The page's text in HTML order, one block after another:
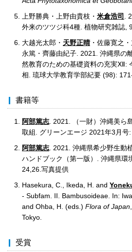
上野勝典・上野由貴枝・ 米倉浩司
.
外来のツツジ科4種. 植物研究雑誌,
大越光太郎・ 天野正晴・佐藤寛之
永篤・齊藤由紀子. 2021. 沖縄県の
然教育のための基礎資料の充実Ⅻ:
相. 琉球大学教育学部紀要 (98):
書籍等
阿部篤志 . 2021. （一財）沖縄美ら
取組. グリーンエージ 2021年3月号:
阿部篤志 . 2021. 沖縄県希少野生動
ハンドブック（第一版）. 沖縄県環
24,26.写真提供
Hasekura, C., Ikeda, H. and
- Subfam. II. Bambusoideae. In:
and Ohba, H. (eds.) Flora of Japan
Tokyo.
受賞